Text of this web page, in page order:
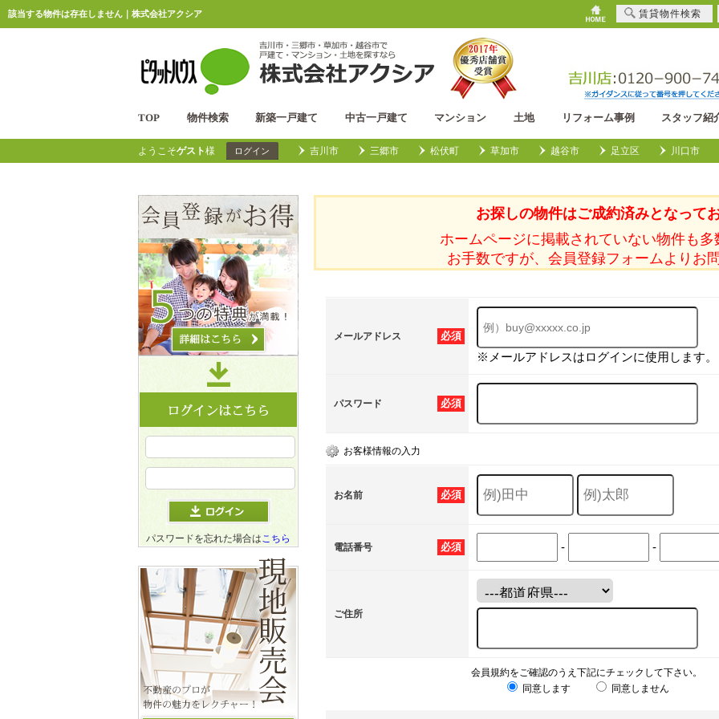
該当する物件は存在しません｜株式会社アクシア
TOP 物件検索 新築一戸建て 中古一戸建て マンション 土地 リフォーム事例 スタッフ紹
ようこそゲスト様 ログイン 吉川市 三郷市 松伏町 草加市 越谷市 足立区 川口市
お探しの物件はご成約済みとなってお
ホームページに掲載されていない物件も多
お手数ですが、会員登録フォームよりお
必須
メールアドレス
※メールアドレスはログインに使用します。
必須
パスワード
お客様情報の入力
必須
お名前
必須
電話番号 - -
ご住所
会員規約をご確認のうえ下記にチェックして下さい。
同意します
同意しません
パスワードを忘れた場合はこちら
賃貸物件検索